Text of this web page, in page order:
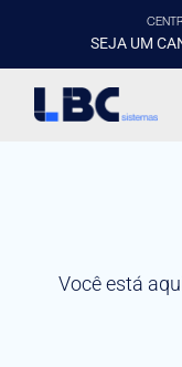
SEJA UM
Você está